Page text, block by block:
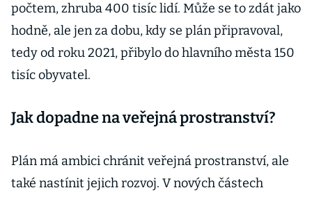
počtem, zhruba 400 tisíc lidí. Může se to zdát jako
hodně, ale jen za dobu, kdy se plán připravoval,
tedy od roku 2021, přibylo do hlavního města 150
tisíc obyvatel.
Jak dopadne na veřejná prostranství?
Plán má ambici chránit veřejná prostranství, ale
také nastínit jejich rozvoj. V nových částech